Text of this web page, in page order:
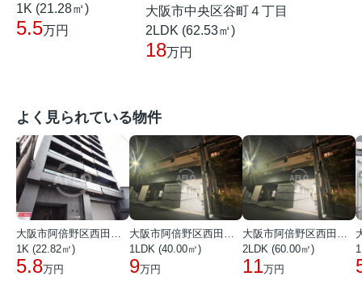
1K (21.28㎡)
5.5万円
大阪市中央区谷町４丁目
2LDK (62.53㎡)
18万円
よく見られている物件
1K (22.82㎡)
5.8万円
1LDK (40.00㎡)
9万円
2LDK (60.00㎡)
11万円